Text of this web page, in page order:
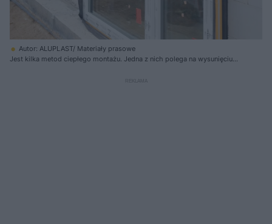
Autor: ALUPLAST/ Materiały prasowe
Jest kilka metod ciepłego montażu. Jedna z nich polega na wysunięciu